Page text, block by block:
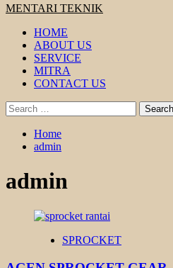
Primary
MENTARI TEKNIK
HOME
ABOUT US
SERVICE
MITRA
CONTACT US
Search
for:
Home
admin
admin
SPROCKET